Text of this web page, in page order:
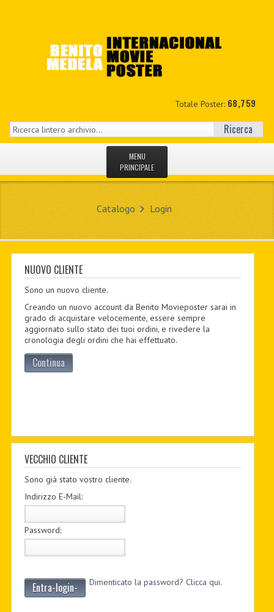
Totale Poster: 68,759
Ricerca
MENU
PRINCIPALE
NUOVI
IL MIO CONTO
CUSTOM PDF
Catalogo Login
NUOVO CLIENTE
Sono un nuovo cliente.
Creando un nuovo account da Benito Movieposter sarai in
grado di acquistare velocemente, essere sempre
aggiornato sullo stato dei tuoi ordini, e rivedere la
cronologia degli ordini che hai effettuato.
Continua
VECCHIO CLIENTE
Sono già stato vostro cliente.
Indirizzo E-Mail:
Password:
Entra-login- Dimenticato la password? Clicca qui.